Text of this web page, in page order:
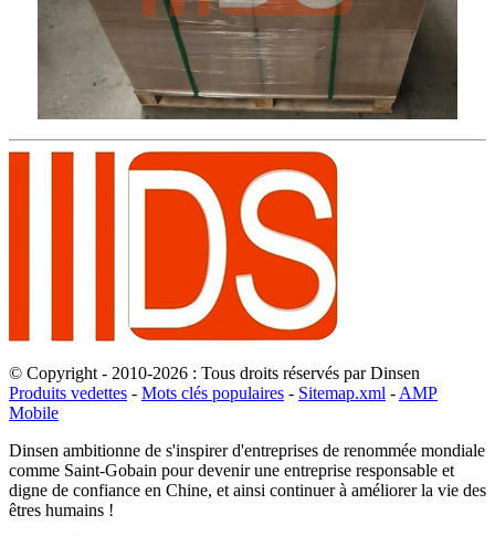
© Copyright - 2010-2026 : Tous droits réservés par Dinsen
Produits vedettes - Mots clés populaires - Sitemap.xml - AMP
Mobile
Dinsen ambitionne de s'inspirer d'entreprises de renommée mondiale
comme Saint-Gobain pour devenir une entreprise responsable et
digne de confiance en Chine, et ainsi continuer à améliorer la vie des
êtres humains !